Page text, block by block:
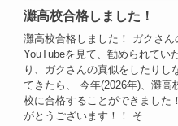
灘高校合格しました！
灘高校合格しました！ ガクさん
YouTubeを見て、勧められてい
り、ガクさんの真似をしたりし
てきたら、 今年(2026年)、灘高
校に合格することができまし
がとうございます！！ そ...